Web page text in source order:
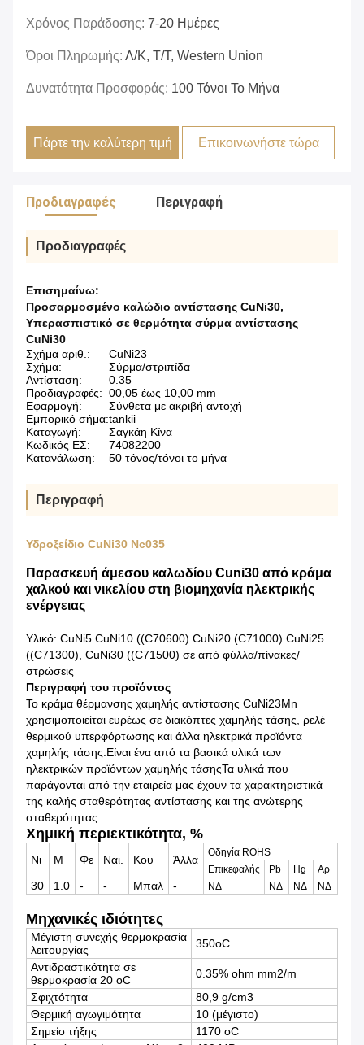
Χρόνος Παράδοσης: 7-20 Ημέρες
Όροι Πληρωμής: Λ/Κ, Τ/Τ, Western Union
Δυνατότητα Προσφοράς: 100 Τόνοι Το Μήνα
Πάρτε την καλύτερη τιμή Επικοινωνήστε τώρα
Προδιαγραφές Περιγραφή
Προδιαγραφές
Επισημαίνω:
Προσαρμοσμένο καλώδιο αντίστασης CuNi30,
Υπερασπιστικό σε θερμότητα σύρμα αντίστασης
CuNi30
Σχήμα αριθ.:
CuNi23
Σχήμα:
Σύρμα/στριπίδα
Αντίσταση:
0.35
Προδιαγραφές: 00,05 έως 10,00 mm
Εφαρμογή:
Σύνθετα με ακριβή αντοχή
Εμπορικό σήμα:tankii
Καταγωγή:
Σαγκάη Κίνα
Κωδικός ΕΣ:
74082200
Κατανάλωση:
50 τόνος/τόνοι το μήνα
Περιγραφή
Υδροξείδιο CuNi30 Nc035
Παρασκευή άμεσου καλωδίου Cuni30 από κράμα
χαλκού και νικελίου στη βιομηχανία ηλεκτρικής
ενέργειας
Υλικό: CuNi5 CuNi10 ((C70600) CuNi20 (C71000) CuNi25
((C71300), CuNi30 ((C71500) σε από φύλλα/πίνακες/
στρώσεις
Περιγραφή του προϊόντος
Το κράμα θέρμανσης χαμηλής αντίστασης CuNi23Mn
χρησιμοποιείται ευρέως σε διακόπτες χαμηλής τάσης, ρελέ
θερμικού υπερφόρτωσης και άλλα ηλεκτρικά προϊόντα
χαμηλής τάσης.Είναι ένα από τα βασικά υλικά των
ηλεκτρικών προϊόντων χαμηλής τάσηςΤα υλικά που
παράγονται από την εταιρεία μας έχουν τα χαρακτηριστικά
της καλής σταθερότητας αντίστασης και της ανώτερης
σταθερότητας.
Χημική περιεκτικότητα, %
Νι Μ Φε Ναι. Κου Άλλα
Οδηγία ROHS
Επικεφαλής
Pb Hg Αρ
30 1.0 - - Μπαλ - ΝΔ ΝΔ ΝΔ ΝΔ
Μηχανικές ιδιότητες
Μέγιστη συνεχής θερμοκρασία
λειτουργίας
350oC
Αντιδραστικότητα σε
θερμοκρασία 20 oC
0.35% ohm mm2/m
Σφιχτότητα
80,9 g/cm3
Θερμική αγωγιμότητα
10 (μέγιστο)
Σημείο τήξης
1170 oC